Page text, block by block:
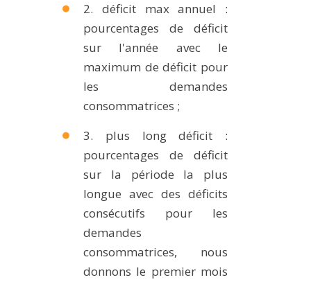
2. déficit max annuel :
pourcentages de déficit
sur l'année avec le
maximum de déficit pour
les demandes
consommatrices ;
3. plus long déficit :
pourcentages de déficit
sur la période la plus
longue avec des déficits
consécutifs pour les
demandes
consommatrices, nous
donnons le premier mois